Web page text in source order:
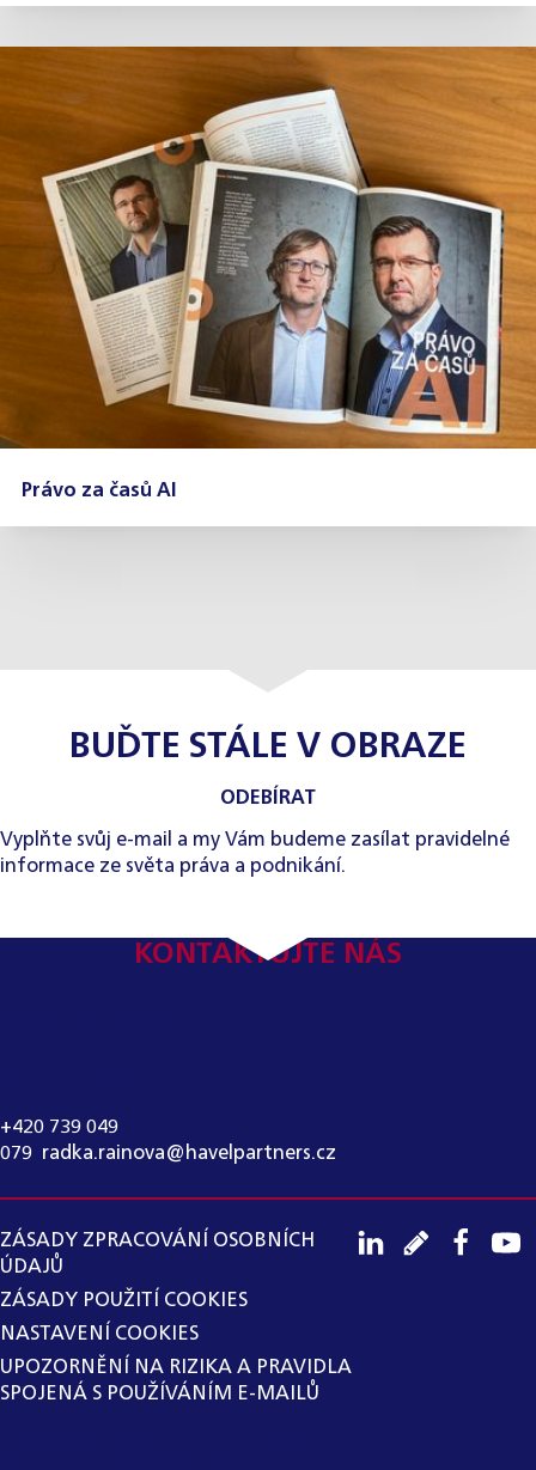
Právo za časů AI
BUĎTE STÁLE V OBRAZE
ODEBÍRAT
Vyplňte svůj e-mail a my Vám budeme zasílat pravidelné
informace ze světa práva a podnikání.
KONTAKTUJTE NÁS
+420 739 049
079 radka.rainova@havelpartners.cz
ZÁSADY ZPRACOVÁNÍ OSOBNÍCH
ÚDAJŮ
ZÁSADY POUŽITÍ COOKIES
NASTAVENÍ COOKIES
UPOZORNĚNÍ NA RIZIKA A PRAVIDLA
SPOJENÁ S POUŽÍVÁNÍM E-MAILŮ